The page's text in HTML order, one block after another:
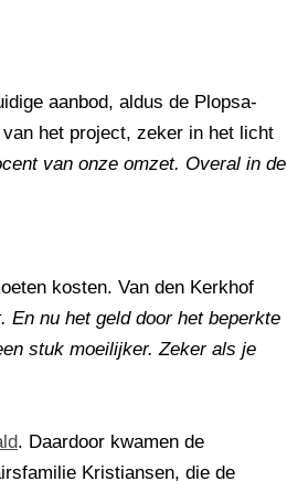
aanbod, aldus de Plopsa-
het project, zeker in het licht
van onze omzet. Overal in de
kosten. Van den Kerkhof
En nu het geld door het beperkte
stuk moeilijker. Zeker als je
. Daardoor kwamen de
Kristiansen, die de